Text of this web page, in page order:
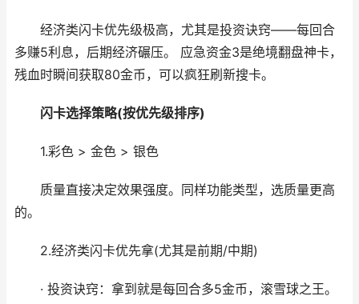
经济类闪卡优先级极高，尤其是投资诀窍——每回合
多赚5利息，后期经济碾压。 应急资金3是绝境翻盘神卡，
残血时瞬间获取80金币，可以疯狂刷新搜卡。
闪卡选择策略(按优先级排序)
1.彩色 > 金色 > 银色
质量直接决定效果强度。同样功能类型，选质量更高
的。
2.经济类闪卡优先拿(尤其是前期/中期)
· 投资诀窍：拿到就是每回合多5金币，滚雪球之王。